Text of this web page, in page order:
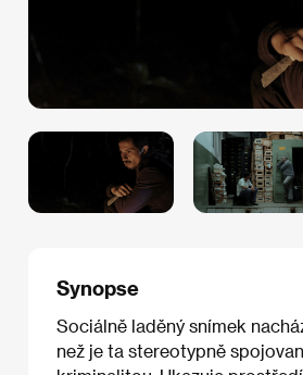
Synopse
Sociálně laděný snímek
než je ta stereotypně